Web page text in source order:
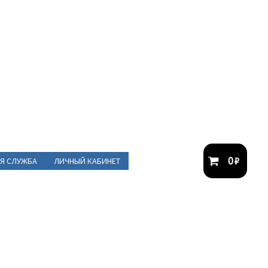
СЛУЖБА ЛИЧНЫЙ КАБИНЕТ 0₽